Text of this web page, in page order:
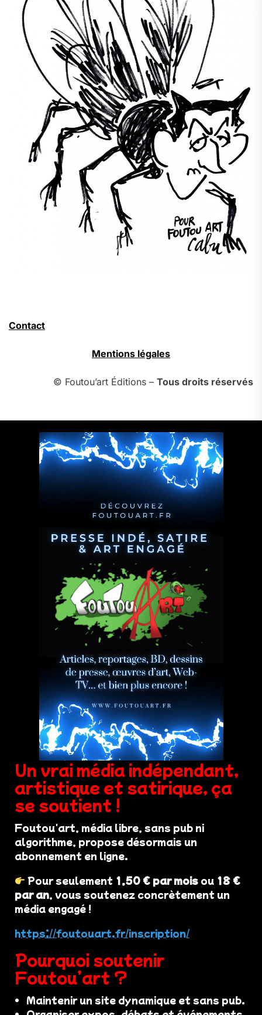
Contact
Mentions légales
© Foutou’art Éditions – Tous droits réservés
Un vrai média indépendant,
artistique et satirique, ça
se soutient !
Foutou'art, média libre, sans pub ni
algorithme, propose désormais un
abonnement en ligne.
Pour seulement 1,50 € par mois ou 18 €
par an, vous soutenez concrètement un
média engagé !
https://foutouart.fr/inscription/
Pourquoi soutenir
Foutou’art ?
Maintenir un site dynamique et sans pub.